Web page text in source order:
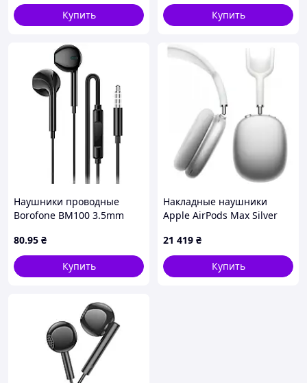
Купить Купить
Наушники проводные
Borofone BM100 3.5mm
80.95 ₴
Купить
Накладные наушники
Apple AirPods Max Silver
21 419 ₴
Купить